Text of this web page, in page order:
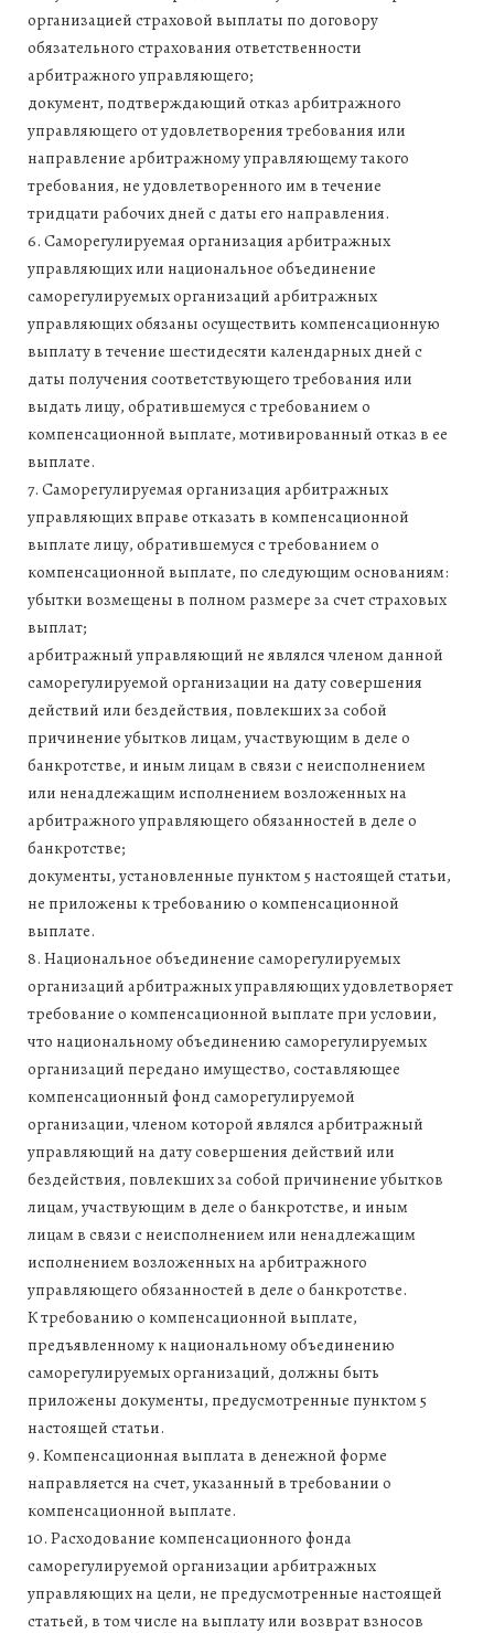
организацией страховой выплаты по договору
обязательного страхования ответственности
арбитражного управляющего;
документ, подтверждающий отказ арбитражного
управляющего от удовлетворения требования или
направление арбитражному управляющему такого
требования, не удовлетворенного им в течение
тридцати рабочих дней с даты его направления.
6. Саморегулируемая организация арбитражных
управляющих или национальное объединение
саморегулируемых организаций арбитражных
управляющих обязаны осуществить компенсационную
выплату в течение шестидесяти календарных дней с
даты получения соответствующего требования или
выдать лицу, обратившемуся с требованием о
компенсационной выплате, мотивированный отказ в ее
выплате.
7. Саморегулируемая организация арбитражных
управляющих вправе отказать в компенсационной
выплате лицу, обратившемуся с требованием о
компенсационной выплате, по следующим основаниям:
убытки возмещены в полном размере за счет страховых
выплат;
арбитражный управляющий не являлся членом данной
саморегулируемой организации на дату совершения
действий или бездействия, повлекших за собой
причинение убытков лицам, участвующим в деле о
банкротстве, и иным лицам в связи с неисполнением
или ненадлежащим исполнением возложенных на
арбитражного управляющего обязанностей в деле о
банкротстве;
документы, установленные пунктом 5 настоящей статьи,
не приложены к требованию о компенсационной
выплате.
8. Национальное объединение саморегулируемых
организаций арбитражных управляющих удовлетворяет
требование о компенсационной выплате при условии,
что национальному объединению саморегулируемых
организаций передано имущество, составляющее
компенсационный фонд саморегулируемой
организации, членом которой являлся арбитражный
управляющий на дату совершения действий или
бездействия, повлекших за собой причинение убытков
лицам, участвующим в деле о банкротстве, и иным
лицам в связи с неисполнением или ненадлежащим
исполнением возложенных на арбитражного
управляющего обязанностей в деле о банкротстве.
К требованию о компенсационной выплате,
предъявленному к национальному объединению
саморегулируемых организаций, должны быть
приложены документы, предусмотренные пунктом 5
настоящей статьи.
9. Компенсационная выплата в денежной форме
направляется на счет, указанный в требовании о
компенсационной выплате.
10. Расходование компенсационного фонда
саморегулируемой организации арбитражных
управляющих на цели, не предусмотренные настоящей
статьей, в том числе на выплату или возврат взносов